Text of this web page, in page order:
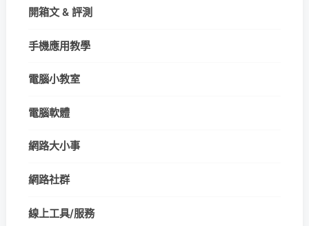
開箱文 & 評測
手機應用教學
電腦小教室
電腦軟體
網路大小事
網路社群
線上工具/服務